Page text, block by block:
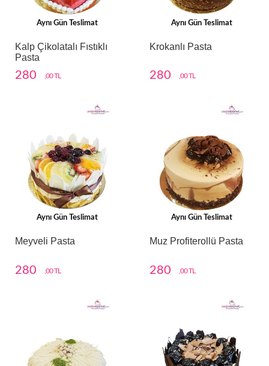
Aynı Gün Teslimat
Kalp Çikolatalı Fıstıklı
Pasta
280 ,00 TL
Aynı Gün Teslimat
Krokanlı Pasta
280 ,00 TL
Aynı Gün Teslimat
Meyveli Pasta
280 ,00 TL
Aynı Gün Teslimat
Muz Profiterollü Pasta
280 ,00 TL